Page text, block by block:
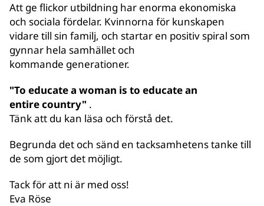
Att ge flickor utbildning har enorma ekonomiska
och sociala fördelar. Kvinnorna för kunskapen
vidare till sin familj, och startar en positiv spiral som
gynnar hela samhället och
kommande generationer.
"To educate a woman is to educate an
entire country" .
Tänk att du kan läsa och förstå det.
Begrunda det och sänd en tacksamhetens tanke till
de som gjort det möjligt.
Tack för att ni är med oss!
Eva Röse